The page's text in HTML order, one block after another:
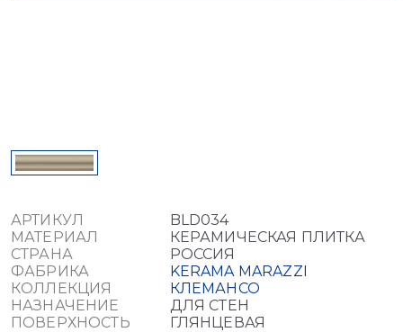
АРТИКУЛ
BLD034
МАТЕРИАЛ
КЕРАМИЧЕСКАЯ ПЛИТКА
СТРАНА
РОССИЯ
ФАБРИКА
KERAMA MARAZZI
КОЛЛЕКЦИЯ
КЛЕМАНСО
НАЗНАЧЕНИЕ
ДЛЯ СТЕН
ПОВЕРХНОСТЬ
ГЛЯНЦЕВАЯ